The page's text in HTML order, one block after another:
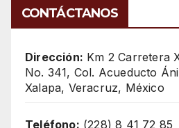
CONTÁCTANOS
Dirección: Km 2 Carretera
No. 341, Col. Acueducto
Xalapa, Veracruz, México
Teléfono: (228) 8 41 72 85